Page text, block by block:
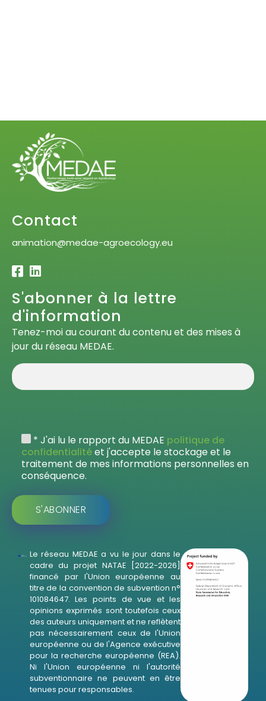
Contact
animation@medae-agroecology.eu
S'abonner à la lettre
d'information
Tenez-moi au courant du contenu et des mises à
jour du réseau MEDAE.
* J'ai lu le rapport du MEDAE politique de
confidentialitéet j'accepte le stockage et le
traitement de mes informations personnelles en
conséquence.
Le réseau MEDAE a vu le jour dans le
cadre du projet NATAE [2022-2026]
financé par l'Union européenne au
titre de la convention de subvention n°
101084647. Les points de vue et les
opinions exprimés sont toutefois ceux
des auteurs uniquement et ne reflètent
pas nécessairement ceux de l'Union
européenne ou de l'Agence exécutive
pour la recherche européenne (REA).
Ni l'Union européenne ni l'autorité
subventionnaire ne peuvent en être
tenues pour responsables.